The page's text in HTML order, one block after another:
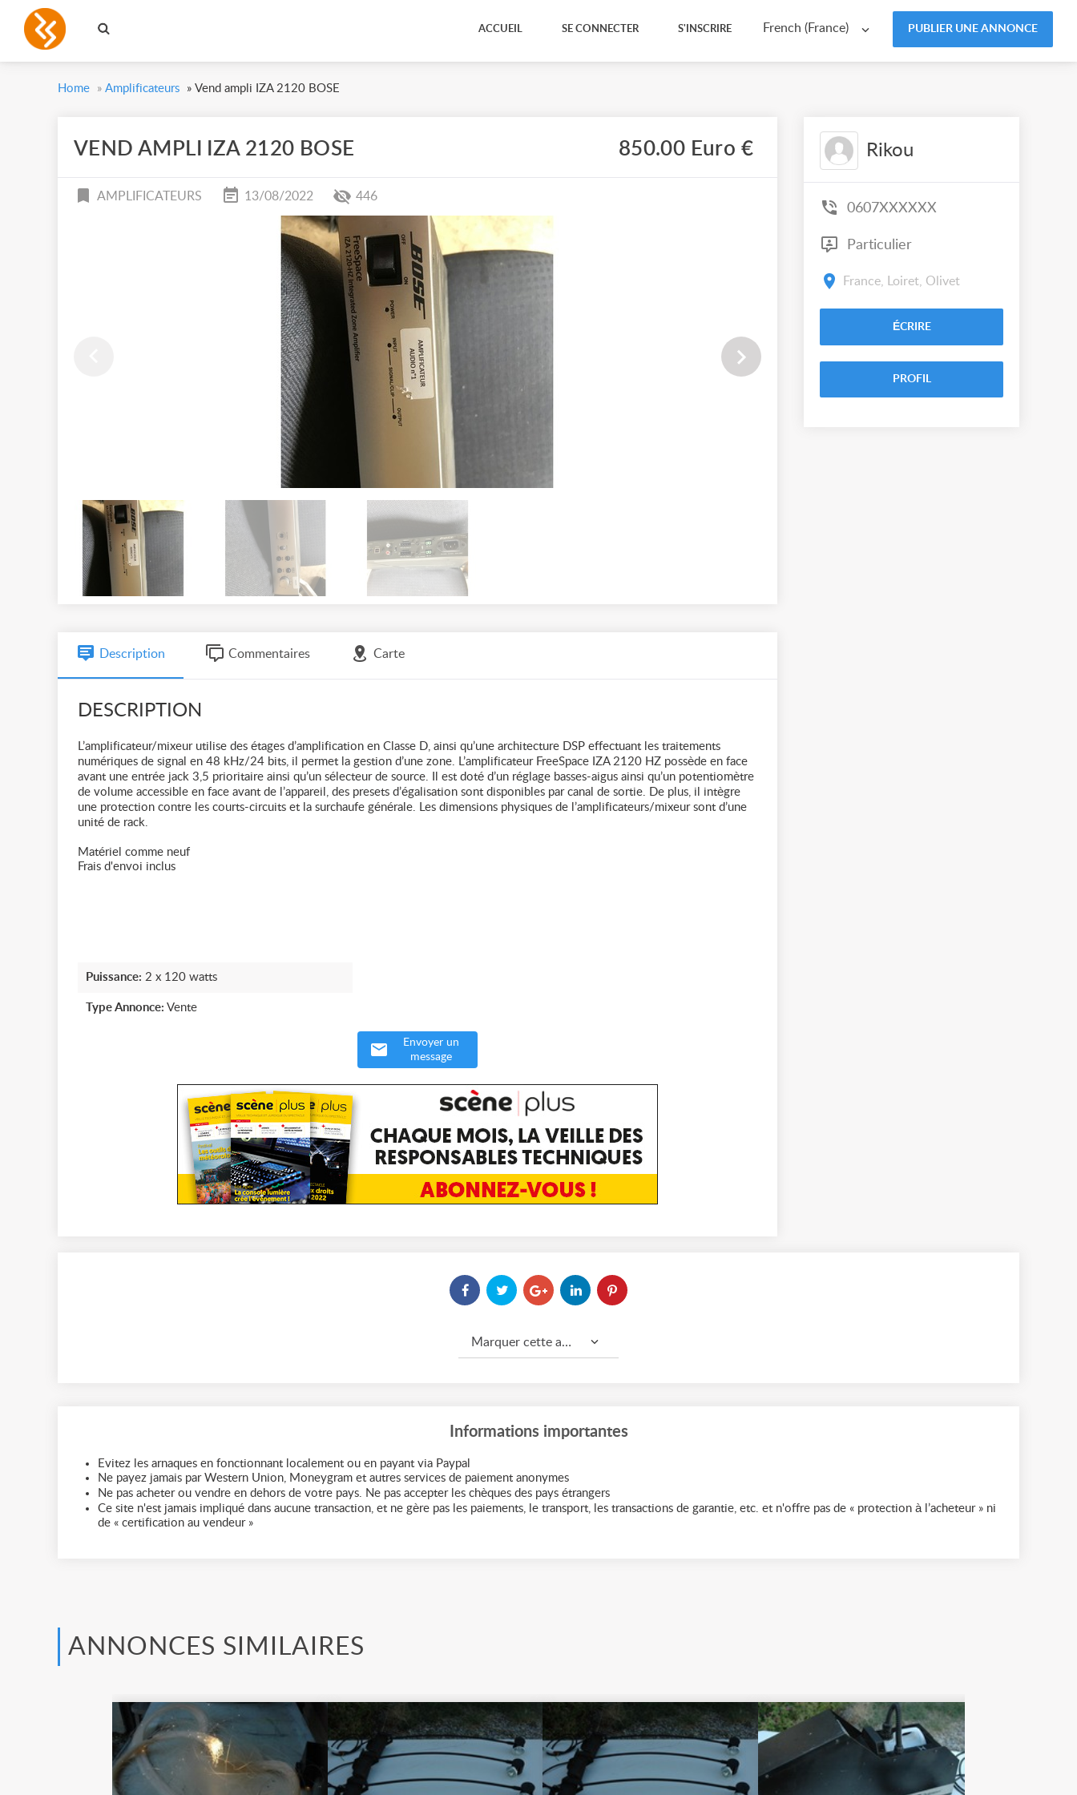
French (France) PUBLIER UNE ANNONCE
ACCUEIL SE CONNECTER S'INSCRIRE
Home » Amplificateurs » Vend ampli IZA 2120 BOSE
VEND AMPLI IZA 2120 BOSE 850.00 Euro €
AMPLIFICATEURS 13/08/2022 446
Description Commentaires Carte
DESCRIPTION
L’amplificateur/mixeur utilise des étages d’amplification en Classe D, ainsi qu’une architecture DSP effectuant les traitements
numériques de signal en 48 kHz/24 bits, il permet la gestion d’une zone. L’amplificateur FreeSpace IZA 2120 HZ possède en face
avant une entrée jack 3,5 prioritaire ainsi qu’un sélecteur de source. Il est doté d’un réglage basses-aigus ainsi qu’un potentiomètre
de volume accessible en face avant de l’appareil, des presets d’égalisation sont disponibles par canal de sortie. De plus, il intègre
une protection contre les courts-circuits et la surchaufe générale. Les dimensions physiques de l’amplificateurs/mixeur sont d’une
unité de rack.
Matériel comme neuf
Frais d'envoi inclus
Puissance: 2 x 120 watts
Type Annonce: Vente
Envoyer un
message
Rikou
0607XXXXXX
Particulier
France, Loiret, Olivet
ÉCRIRE
PROFIL
Marquer cette annonce comme...
Informations importantes
Evitez les arnaques en fonctionnant localement ou en payant via Paypal
Ne payez jamais par Western Union, Moneygram et autres services de paiement anonymes
Ne pas acheter ou vendre en dehors de votre pays. Ne pas accepter les chèques des pays étrangers
Ce site n'est jamais impliqué dans aucune transaction, et ne gère pas les paiements, le transport, les transactions de garantie, etc. et n'offre pas de « protection à l’acheteur » ni
de « certification au vendeur »
ANNONCES SIMILAIRES